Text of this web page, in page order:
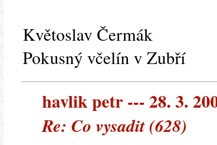
Květoslav Čermák
Pokusný včelín v Zubří
havlik petr --- 28. 3.
Re: Co vysadit (628)